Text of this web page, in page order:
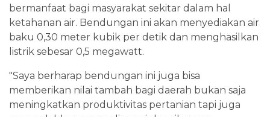
bermanfaat bagi masyarakat sekitar dalam hal
ketahanan air. Bendungan ini akan menyediakan air
baku 0,30 meter kubik per detik dan menghasilkan
listrik sebesar 0,5 megawatt.
"Saya berharap bendungan ini juga bisa
memberikan nilai tambah bagi daerah bukan saja
meningkatkan produktivitas pertanian tapi juga